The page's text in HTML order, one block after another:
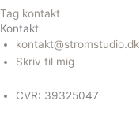
Tag kontakt
Kontakt
kontakt@stromstudio.dk
Skriv til mig
CVR: 39325047